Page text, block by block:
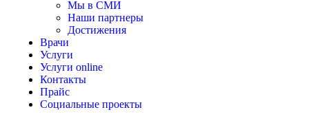
Мы в СМИ
Наши партнеры
Достижения
Врачи
Услуги
Услуги online
Контакты
Прайс
Социальные проекты